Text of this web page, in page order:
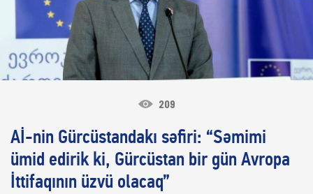
209
Aİ-nin Gürcüstandakı səfiri: “Səmimi
ümid edirik ki, Gürcüstan bir gün Avropa
İttifaqının üzvü olacaq”